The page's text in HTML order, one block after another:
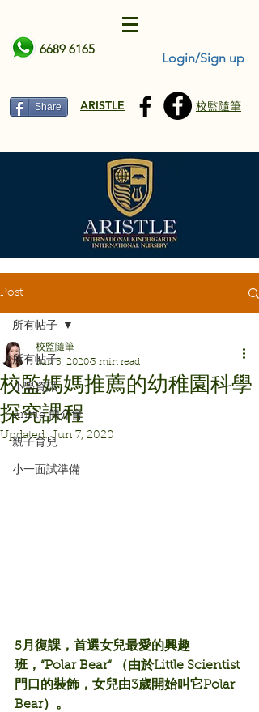
6689 6165
Login/Sign up
Share ARISTLE 校監隨筆
Post
所有帖子
小學資訊
Aristle 簡介會
親子育兒
小一面試準備
所有帖子
校監媽媽推薦的幼稚園科學
探究課程
校監隨筆
Jun 5, 20203 min read
Updated:Jun 7, 2020
5月復課，首選女兒最愛的興趣
班，“Polar Bear“ （由於Little Scientist
門口的裝飾，女兒由3歲開始叫它Polar
Bear）。